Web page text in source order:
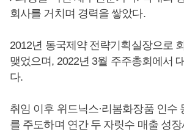
회사를 거치며 경력을 쌓았다.
2012년 동국제약 전략기획실장으로
맺었으며, 2022년 3월 주주총회에서
다.
취임 이후 위드닉스·리봄화장품 인수
를 주도하며 연간 두 자릿수 매출 성